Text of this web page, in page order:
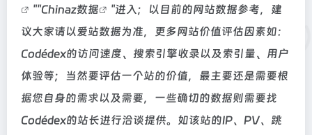
""Chinaz数据
"进入；以目前的网站数据参考，建
议大家请以爱站数据为准，更多网站价值评估因素如：
Codédex的访问速度、搜索引擎收录以及索引量、用户
体验等；当然要评估一个站的价值，最主要还是需要根
据您自身的需求以及需要，一些确切的数据则需要找
Codédex的站长进行洽谈提供。如该站的IP、PV、跳